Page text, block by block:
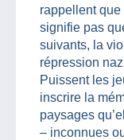
rappellent
signifie pas
suivants, la
répression
Puissent les
inscrire la
paysages
– inconnues